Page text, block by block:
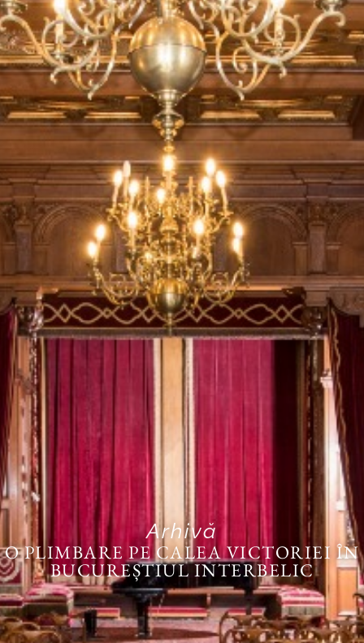
Arhivă
O PLIMBARE PE CALEA VICTORIEI ÎN
BUCUREȘTIUL INTERBELIC